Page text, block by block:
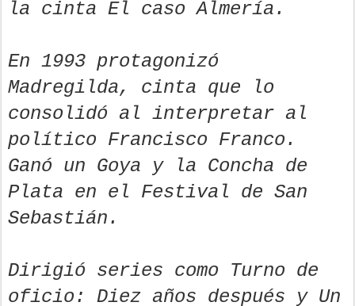
la cinta El caso Almería.
En 1993 protagonizó
Madregilda, cinta que lo
consolidó al interpretar al
político Francisco Franco.
Ganó un Goya y la Concha de
Plata en el Festival de San
Sebastián.
Dirigió series como Turno de
oficio: Diez años después y Un